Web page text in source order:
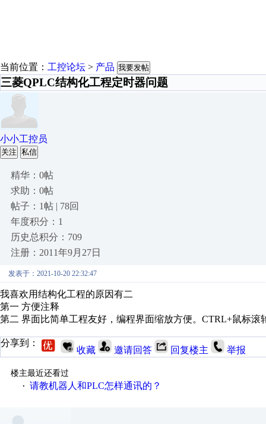
当前位置： 工控论坛 > 产品 我要发帖
三菱QPLC结构化工程定时器问题
小小工控员
关注 私信
精华：0帖
求助：0帖
帖子：1帖 | 78回
年度积分：1
历史总积分：709
注册：2011年9月27日
发表于：2021-10-20 22:32:47
我喜欢用结构化工程的原因有二
第一 方便注释
第二 界面比简单工程友好，编程界面缩放方便。CTRL+鼠标
分享到：
收藏 邀请回答 回复楼主 举报
楼主最近还看过
· 请教机器人和PLC怎样通讯的？